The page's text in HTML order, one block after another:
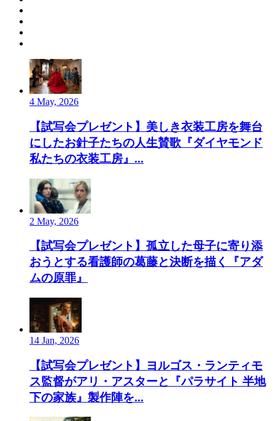
4 May, 2026
【試写会プレゼント】美しき衣装工房を舞台
にしたお針子たちの人生賛歌『ダイヤモンド
私たちの衣装工房』...
2 May, 2026
【試写会プレゼント】孤立した母子に寄り添
おうとする看護師の葛藤と決断を描く『アダ
ムの原罪』
14 Jan, 2026
【試写会プレゼント】ヨルゴス・ランティモ
ス監督がアリ・アスターと『パラサイト 半地
下の家族』製作陣を...